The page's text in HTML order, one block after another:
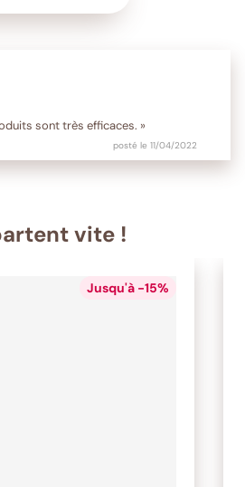
sont très efficaces. »
posté le 11/04/2022
vite !
Jusqu'à -15%